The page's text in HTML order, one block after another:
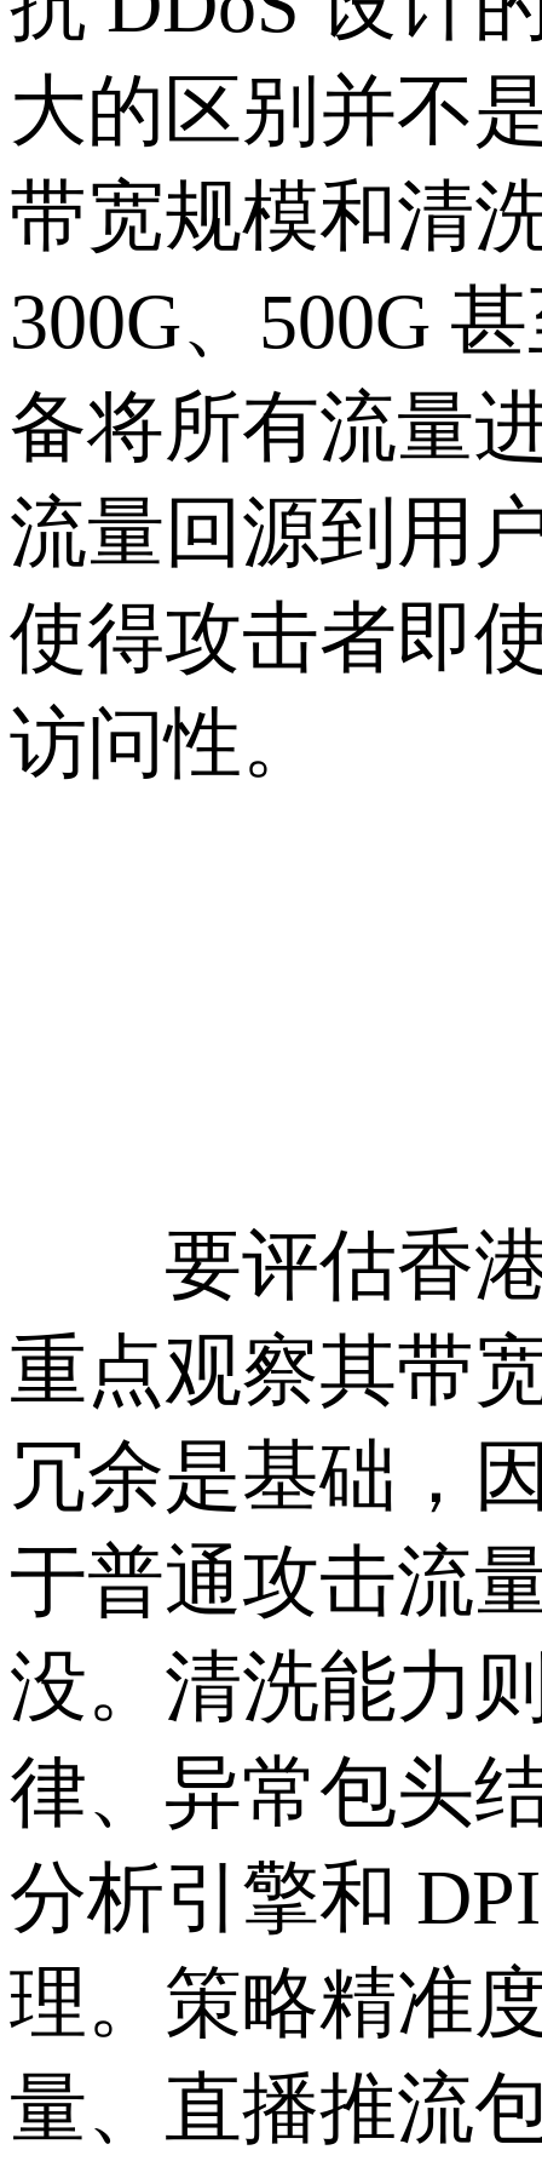
大的区别并不
带宽规模和清
300G、500G
备将所有流量
流量回源到用
使得攻击者即
访问性。
要评估香港
重点观察其带
冗余是基础，
于普通攻击流
没。清洗能力
律、异常包头
分析引擎和
理。策略精准
量、直播推流